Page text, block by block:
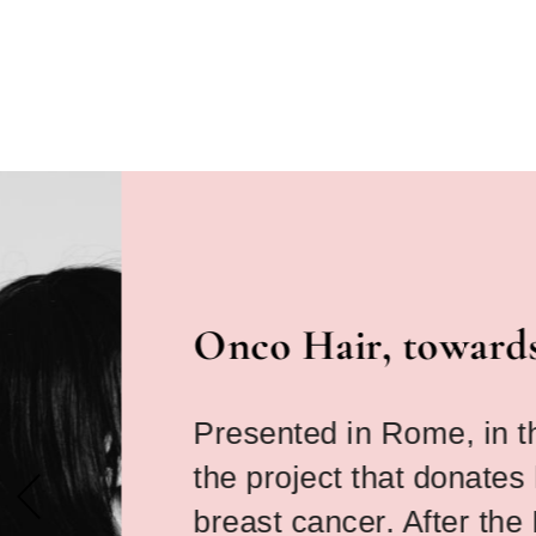
Onco Hair, towards
Presented in Rome, in the
the project that donates hair to
breast cancer. After the